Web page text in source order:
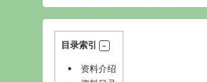
目录索引
资料介绍